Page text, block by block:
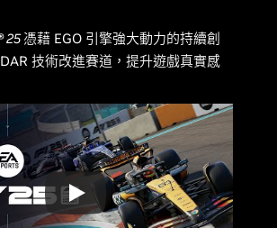
25 憑藉 EGO 引擎強大動力的持續創
技術改進賽道，提升遊戲真實感